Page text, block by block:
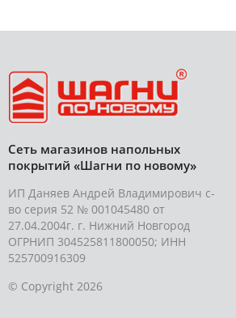
Сеть магазинов напольных
покрытий «Шагни по новому»
ИП Даняев Андрей Владимирович с-
во серия 52 № 001045480 от
27.04.2004г. г. Нижний Новгород
ОГРНИП 304525811800050; ИНН
525700916309
© Copyright 2026